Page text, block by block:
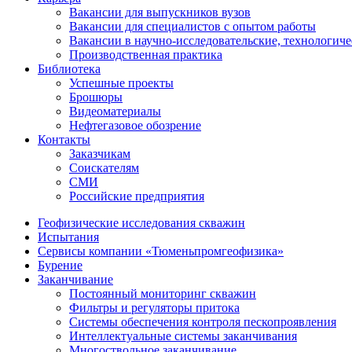
Вакансии для выпускников вузов
Вакансии для специалистов с опытом работы
Вакансии в научно-исследовательские,
Производственная практика
Библиотека
Успешные проекты
Брошюры
Видеоматериалы
Нефтегазовое обозрение
Контакты
Заказчикам
Соискателям
СМИ
Российские предприятия
Геофизические исследования скважин
Испытания
Сервисы компании «Тюменьпромгеофизика»
Бурение
Заканчивание
Постоянный мониторинг скважин
Фильтры и регуляторы притока
Cистемы обеспечения контроля пескопроявления
Интеллектуальные системы заканчивания